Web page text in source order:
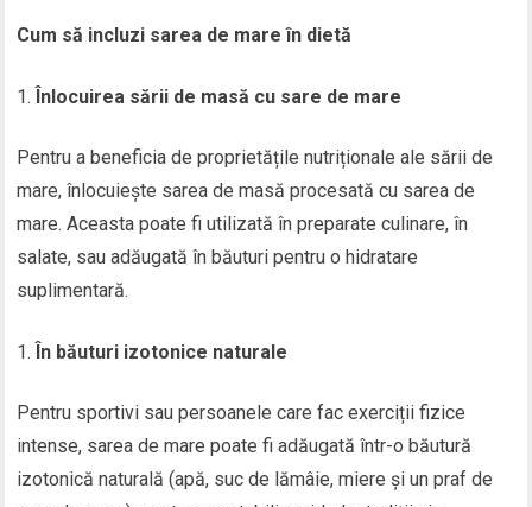
Cum să incluzi sarea de mare în dietă
Înlocuirea sării de masă cu sare de mare
Pentru a beneficia de proprietățile nutriționale ale sării de
mare, înlocuiește sarea de masă procesată cu sarea de
mare. Aceasta poate fi utilizată în preparate culinare, în
salate, sau adăugată în băuturi pentru o hidratare
suplimentară.
În băuturi izotonice naturale
Pentru sportivi sau persoanele care fac exerciții fizice
intense, sarea de mare poate fi adăugată într-o băutură
izotonică naturală (apă, suc de lămâie, miere și un praf de